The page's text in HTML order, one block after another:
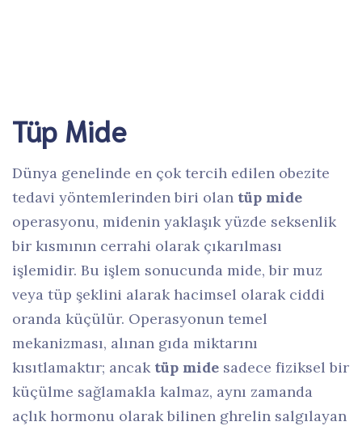
Tüp Mide
Dünya genelinde en çok tercih edilen obezite
tedavi yöntemlerinden biri olan tüp mide
operasyonu, midenin yaklaşık yüzde seksenlik
bir kısmının cerrahi olarak çıkarılması
işlemidir. Bu işlem sonucunda mide, bir muz
veya tüp şeklini alarak hacimsel olarak ciddi
oranda küçülür. Operasyonun temel
mekanizması, alınan gıda miktarını
kısıtlamaktır; ancak tüp mide sadece fiziksel bir
küçülme sağlamakla kalmaz, aynı zamanda
açlık hormonu olarak bilinen ghrelin salgılayan